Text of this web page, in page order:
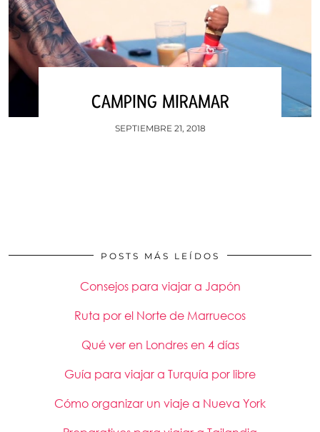
CAMPING MIRAMAR
SEPTIEMBRE 21, 2018
POSTS MÁS LEÍDOS
Consejos para viajar a Japón
Ruta por el Norte de Marruecos
Qué ver en Londres en 4 días
Guía para viajar a Turquía por libre
Cómo organizar un viaje a Nueva York